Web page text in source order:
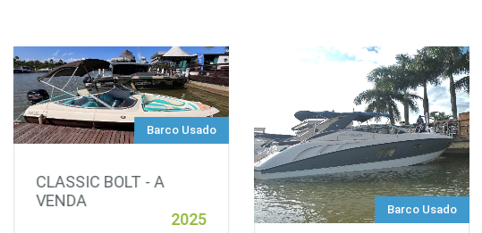
Barco Usado
CLASSIC BOLT - A
VENDA
2025
Barco Usado